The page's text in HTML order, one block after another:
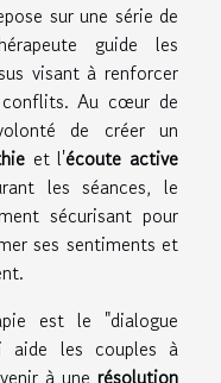
sur une série de
guide les
visant à renforcer
Au cœur de
de créer un
et l'écoute active
les séances, le
sécurisant pour
ses sentiments et
est le "dialogue
aide les couples à
à une résolution